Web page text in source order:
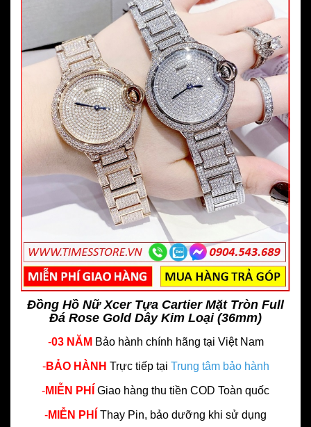
Đồng Hồ Nữ Xcer Tựa Cartier Mặt Tròn Full
Đá Rose Gold Dây Kim Loại (36mm)
-03 NĂM Bảo hành chính hãng tại Việt Nam
-BẢO HÀNH Trực tiếp tại Trung tâm bảo hành
-MIỄN PHÍ Giao hàng thu tiền COD Toàn quốc
-MIỄN PHÍ Thay Pin, bảo dưỡng khi sử dụng